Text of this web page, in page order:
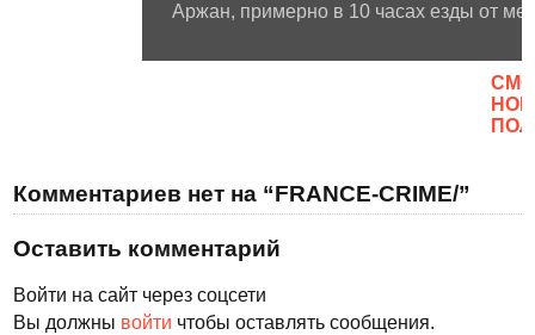
Аржан, примерно в 10 часах езды от
Комментариев нет на “FRANCE-CRIME/”
Оставить комментарий
Войти на сайт через соцсети
Вы должны войти чтобы оставлять сообщения.